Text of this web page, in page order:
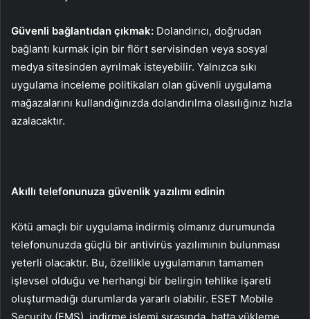
Güvenli bağlantıdan çıkmak: Dolandırıcı, doğrudan
bağlantı kurmak için bir flört servisinden veya sosyal
medya sitesinden ayrılmak isteyebilir. Yalnızca sıkı
uygulama inceleme politikaları olan güvenli uygulama
mağazalarını kullandığınızda dolandırılma olasılığınız hızla
azalacaktır.
Akıllı telefonunuza güvenlik yazılımı edinin
Kötü amaçlı bir uygulama indirmiş olmanız durumunda
telefonunuzda güçlü bir antivirüs yazılımının bulunması
yeterli olacaktır. Bu, özellikle uygulamanın tamamen
işlevsel olduğu ve herhangi bir belirgin tehlike işareti
oluşturmadığı durumlarda yararlı olabilir. ESET Mobile